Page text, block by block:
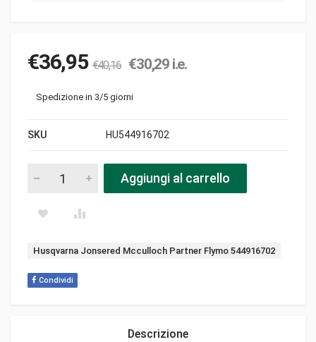
€36,95 €40,16 €30,29 i.e.
Spedizione in 3/5 giorni
SKU HU544916702
Ruota d210x50 d12 trazione pezzi
Aggiungi al carrello
Tag:
Husqvarna Jonsered Mcculloch Partner Flymo 544916702
Condividi
Descrizione